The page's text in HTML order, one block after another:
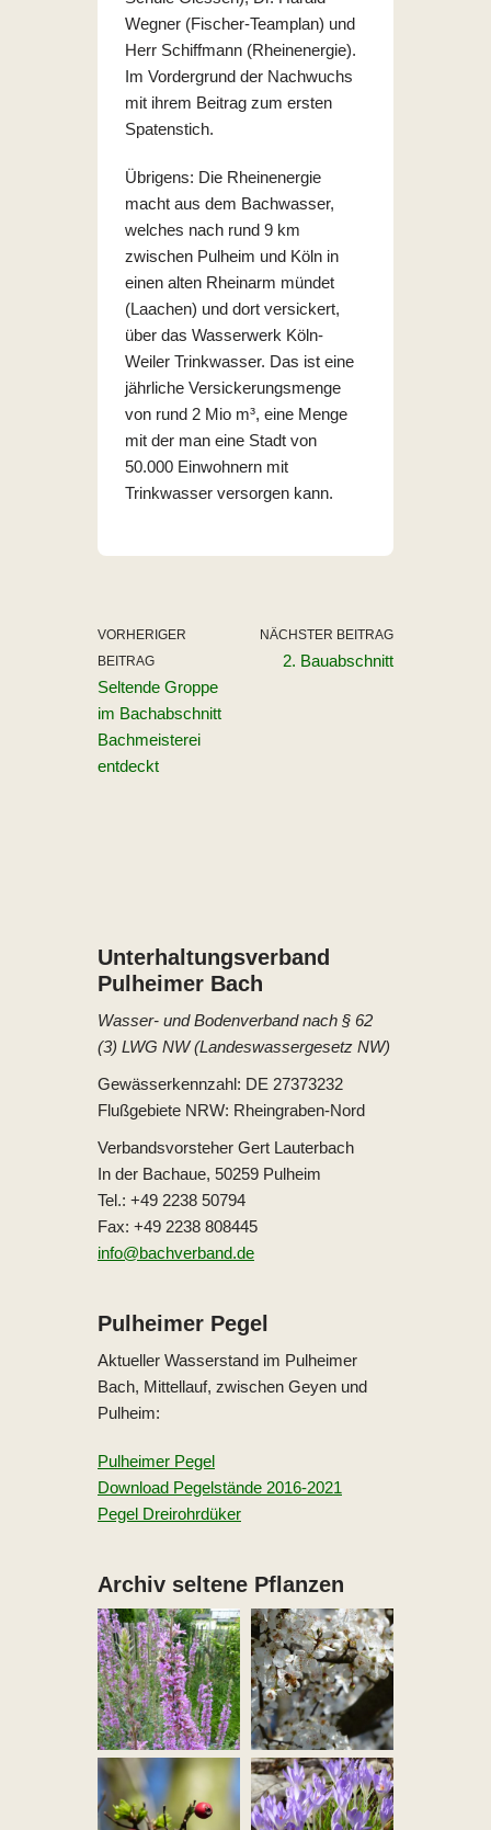
Wegner (Fischer-Teamplan) und
Herr Schiffmann (Rheinenergie).
Im Vordergrund der Nachwuchs
mit ihrem Beitrag zum ersten
Spatenstich.
Übrigens: Die Rheinenergie
macht aus dem Bachwasser,
welches nach rund 9 km
zwischen Pulheim und Köln in
einen alten Rheinarm mündet
(Laachen) und dort versickert,
über das Wasserwerk Köln-
Weiler Trinkwasser. Das ist eine
jährliche Versickerungsmenge
von rund 2 Mio m³, eine Menge
mit der man eine Stadt von
50.000 Einwohnern mit
Trinkwasser versorgen kann.
VORHERIGER
BEITRAG
Seltende Groppe
im Bachabschnitt
Bachmeisterei
entdeckt
NÄCHSTER BEITRAG
2. Bauabschnitt
Unterhaltungs­verband
Pulheimer Bach
Wasser- und Bodenverband nach § 62
(3) LWG NW (Landeswassergesetz NW)
Gewässerkennzahl: DE 27373232
Flußgebiete NRW: Rheingraben-Nord
Verbandsvorsteher Gert Lauterbach
In der Bachaue, 50259 Pulheim
Tel.: +49 2238 50794
Fax: +49 2238 808445
info@bachverband.de
Pulheimer Pegel
Aktueller Wasserstand im Pulheimer
Bach, Mittellauf, zwischen Geyen und
Pulheim:
Pulheimer Pegel
Download Pegelstände 2016-2021
Pegel Dreirohrdüker
Archiv seltene Pflanzen